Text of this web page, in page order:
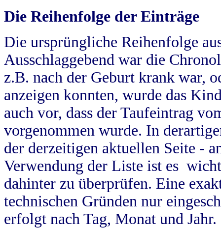
Die Reihenfolge der Einträge
Die ursprüngliche Reihenfolge
Ausschlaggebend war die
z.B. nach der Geburt krank war,
anzeigen konnten, wurde das
auch vor, dass der Taufeintrag
vorgenommen wurde. In
der derzeitigen aktuellen Seite -
Verwendung der Liste ist es
dahinter zu überprüfen. Eine
technischen Gründen nur
erfolgt nach Tag, Monat und Jahr.